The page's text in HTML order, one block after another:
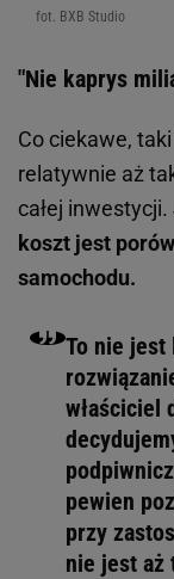
fot. BXB Studio
"Nie kaprys
Co ciekawe,
relatywnie aż
całej
koszt jest
samochodu.
To nie
właściciel
pewien
przy
nie jest aż